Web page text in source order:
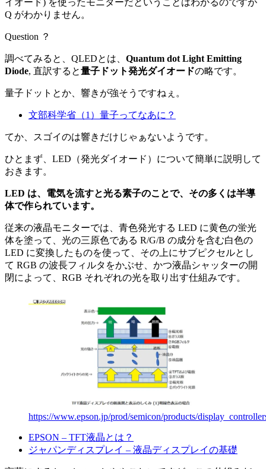
イオード) を使ったモニターだということはわかるのですが
Q がわかりません。
Question ？
調べてみると、QLEDとは、 Quantum dot Light Emitting
Diode, 直訳すると量子ドット発光ダイオードの略です。
量子ドットとか、響きが強そうですねぇ。
文部科学省（1）量子ってなあに？
てか、スゴイのは響きだけじゃぁないようです。
ひとまず、LED（発光ダイオード）について簡単に説明して
おきます。
LED は、電気を流すと光る素子のことで、その多くは半導
体で作られています。
従来の液晶モニターでは、青色発光する LED に黄色の蛍光
体を塗って、光の三原色である R/G/B の成分を含む白色の
LED に変換したものを使って、その上にサブピクセルとし
て RGB の波長フィルタをかぶせ、かつ液晶シャッターの開
閉によって、RGB それぞれの光を取り出す仕組みです。
https://www.epson.jp/prod/semicon/products/
EPSON – TFT液晶とは？
ジャパンディスプレイ – 液晶ディスプレイの基礎